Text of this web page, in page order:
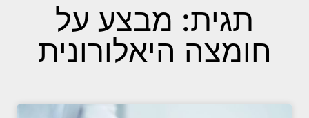
תגית: מבצע על
חומצה היאלורונית